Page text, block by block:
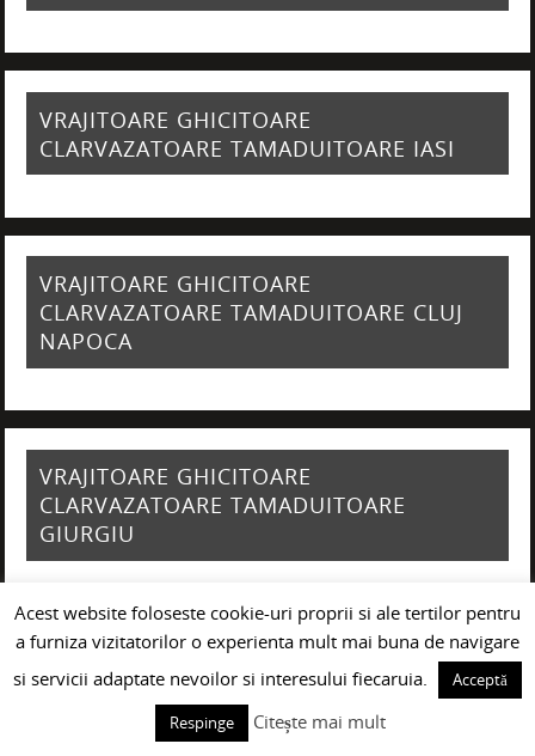
VRAJITOARE GHICITOARE
CLARVAZATOARE TAMADUITOARE IASI
VRAJITOARE GHICITOARE
CLARVAZATOARE TAMADUITOARE CLUJ
NAPOCA
VRAJITOARE GHICITOARE
CLARVAZATOARE TAMADUITOARE
GIURGIU
VRAJITOARE GHICITOARE
CLARVAZATOARE TAMADUITOARE
CONSTANTA
Acest website foloseste cookie-uri proprii si ale tertilor pentru
a furniza vizitatorilor o experienta mult mai buna de navigare
si servicii adaptate nevoilor si interesului fiecaruia.
Acceptă
Respinge
Citește mai mult